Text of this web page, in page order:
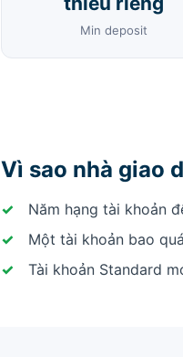
Min deposit
Vì sao nhà giao
Năm hạng tài khoản
Một tài khoản bao
Tài khoản Standard